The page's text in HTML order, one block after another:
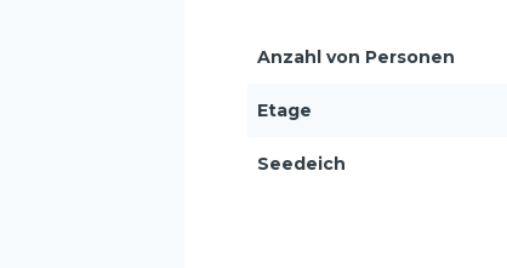
Anzahl von Personen
Etage
Seedeich